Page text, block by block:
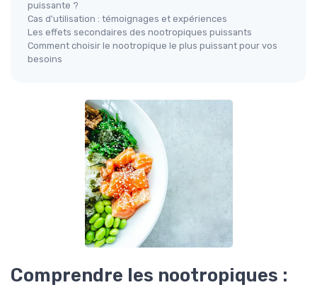
puissante ?
Cas d'utilisation : témoignages et expériences
Les effets secondaires des nootropiques puissants
Comment choisir le nootropique le plus puissant pour vos
besoins
Comprendre les nootropiques :